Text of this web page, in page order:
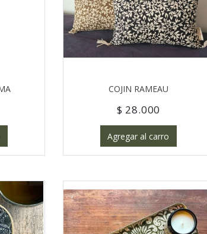
COJIN RAMEAU
$ 28.000
Agregar al carro